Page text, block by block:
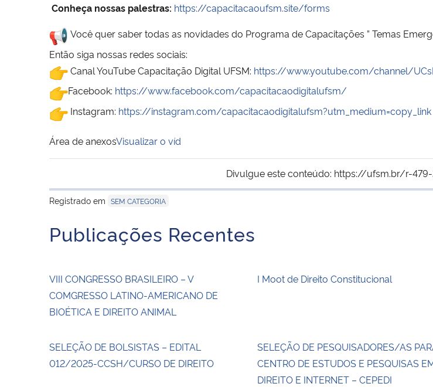
Conheça nossas palestras: https://capacitacaoufsm.site/forms
Você quer saber todas as novidades do Programa de Capacitações ” Temas
Então siga nossas redes sociais:
Canal YouTube Capacitação Digital UFSM: https://www.youtube.com/channel/
Facebook: https://www.facebook.com/capacitacaodigitalufsm/
Instagram: https://instagram.com/capacitacaodigitalufsm?utm_medium=copy_link
Área de anexosVisualizar o víd
Divulgue este conteúdo: https://ufsm.br/r-
Registrado em SEM CATEGORIA
Publicações Recentes
VIII CONGRESSO BRASILEIRO – V
COMGRESSO LATINO-AMERICANO DE
BIOÉTICA E DIREITO ANIMAL
I Moot de Direito Constitucional
SELEÇÃO DE BOLSISTAS – EDITAL
012/2025-CCSH/CURSO DE DIREITO
SELEÇÃO DE PESQUISADORES/AS
CENTRO DE ESTUDOS E PESQUISAS
DIREITO E INTERNET – CEPEDI